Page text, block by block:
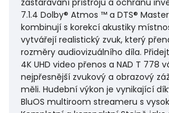
zastarávání přístrojů a ochranu
7.1.4 Dolby® Atmos ™ a DTS®
kombinují s korekcí akustiky
vytvářejí realistický zvuk, který
rozměry audiovizuálního díla.
4K UHD video přenos a NAD T 778
nejpřesnější zvukový a obrazový
měli. Hudební výkon je vynikající
BluOS multiroom streameru s